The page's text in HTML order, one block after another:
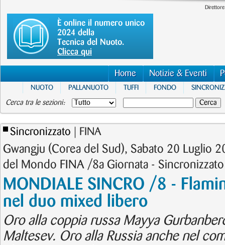
È online il numero unico
2024 della
Tecnica del Nuoto.
Clicca qui
Home Notizie & Eventi
NUOTO PALLANUOTO TUFFI FONDO
Cerca tra le sezioni:
Sincronizzato | FINA
Gwangju (Corea del Sud), Sabato 20 Luglio
del Mondo FINA /8a Giornata - Sincronizzato
MONDIALE SINCRO /8 -
nel duo mixed libero
Oro alla coppia russa Mayya
Maltesev. Oro alla Russia anche nel